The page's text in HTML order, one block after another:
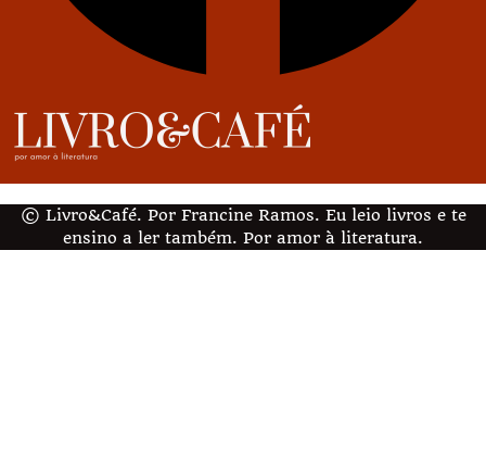
© Livro&Café. Por Francine Ramos. Eu leio livros e te
ensino a ler também. Por amor à literatura.